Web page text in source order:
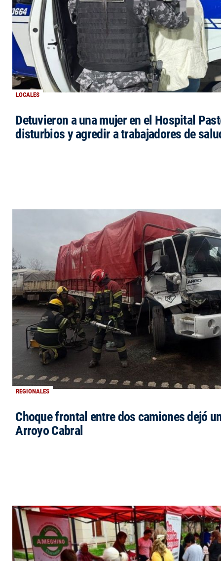
LOCALES
Detuvieron a una mujer en el Hospital
disturbios y agredir a trabajadores de
REGIONALES
Choque frontal entre dos camiones dejó
Arroyo Cabral